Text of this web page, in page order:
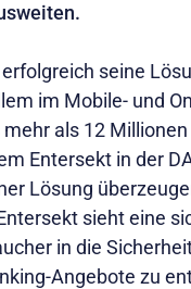
seine
im Mobile- und
als 12
Entersekt in der
Lösung
sieht eine
in die
Angebote zu